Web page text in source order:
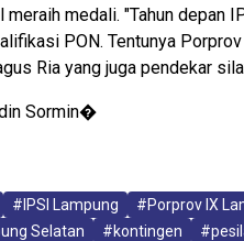
meraih medali. "Tahun depan
PON. Tentunya
Ria yang juga pendekar
Sormin�
#IPSI Lampung #Porprov IX
Selatan
#kontingen